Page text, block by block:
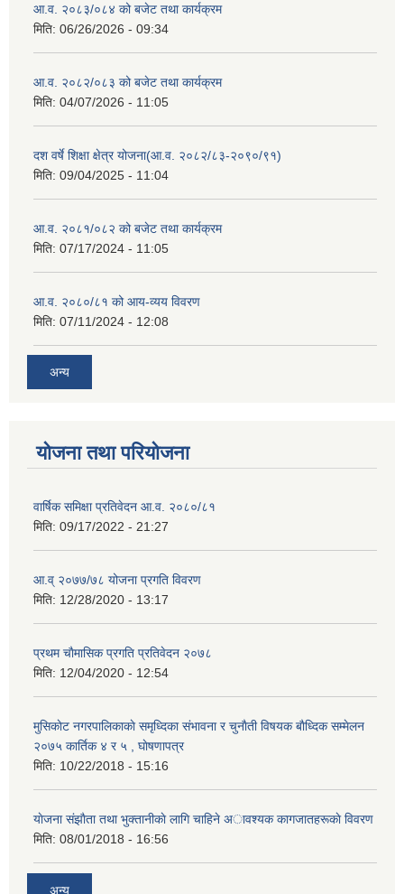
आ.व. २०८३/०८४ को बजेट तथा कार्यक्रम
मिति: 06/26/2026 - 09:34
आ.व. २०८२/०८३ को बजेट तथा कार्यक्रम
मिति: 04/07/2026 - 11:05
दश वर्षे शिक्षा क्षेत्र योजना(आ.व. २०८२/८३-२०९०/९१)
मिति: 09/04/2025 - 11:04
आ.व. २०८१/०८२ को बजेट तथा कार्यक्रम
मिति: 07/17/2024 - 11:05
आ.व. २०८०/८१ को आय-व्यय विवरण
मिति: 07/11/2024 - 12:08
अन्य
योजना तथा परियोजना
वार्षिक समिक्षा प्रतिवेदन आ.व. २०८०/८१
मिति: 09/17/2022 - 21:27
आ.व् २०७७/७८ योजना प्रगति विवरण
मिति: 12/28/2020 - 13:17
प्रथम चाैमासिक प्रगति प्रतिवेदन २०७८
मिति: 12/04/2020 - 12:54
मुसिकाेट नगरपालिकाकाे समृध्दिका संभावना र चुनाैती विषयक बाैध्दिक सम्मेलन
२०७५ कार्तिक ४ र ५ , घाेषणापत्र
मिति: 10/22/2018 - 15:16
याेजना संझाैता तथा भुक्तानीकाे लागि चाहिने अावश्यक कागजातहरूकाे विवरण
मिति: 08/01/2018 - 16:56
अन्य